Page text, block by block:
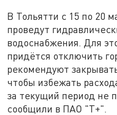
В Тольятти с 15 по 20
проведут
водоснабжения. Для
придётся отключить
рекомендуют
чтобы избежать
за текущий период не
сообщили в ПАО "Т+".